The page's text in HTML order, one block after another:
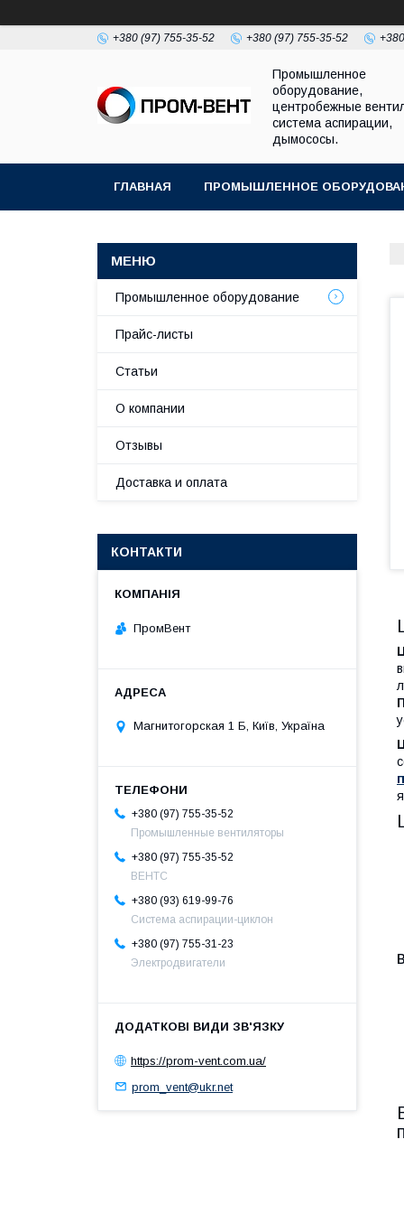
+380 (97) 755-35-52 +380 (97) 755-35-52
Промышленное
оборудование,
центробежные
система аспирации,
дымососы.
ГЛАВНАЯ ПРОМЫШЛЕННОЕ
Промышленное оборудование
Прайс-листы
Статьи
О компании
Отзывы
Доставка и оплата
КОНТАКТИ
ПромВент
Магнитогорская 1 Б, Київ, Україна
+380 (97) 755-35-52
Промышленные вентиляторы
+380 (97) 755-35-52
ВЕНТС
+380 (93) 619-99-76
Система аспирации-циклон
+380 (97) 755-31-23
Электродвигатели
https://prom-vent.com.ua/
prom_vent@ukr.net